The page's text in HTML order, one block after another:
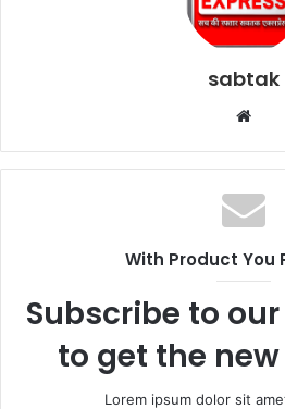
sabtak
With Product You
Subscribe to
to get the
Lorem ipsum dolor sit